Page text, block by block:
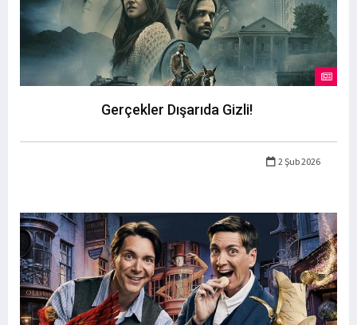
Gerçekler Dışarıda Gizli!
2 Şub 2026